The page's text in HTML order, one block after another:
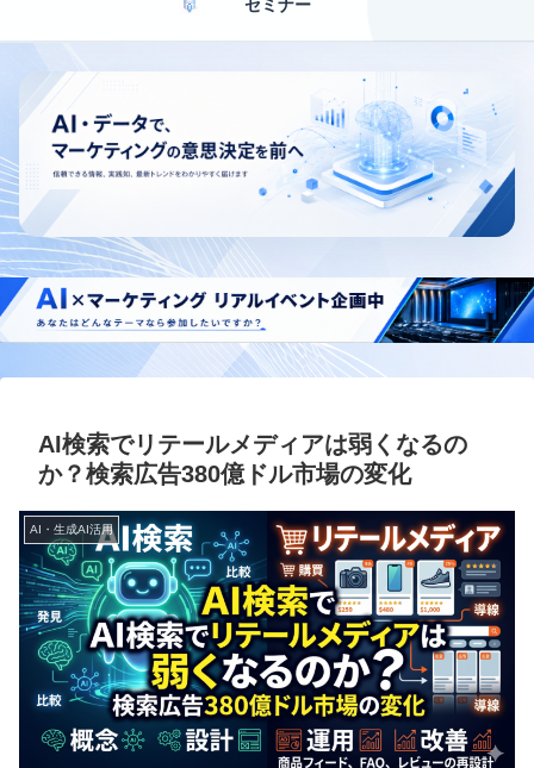
セミナー
AI検索でリテールメディアは弱くなるの
か？検索広告380億ドル市場の変化
AI・生成AI活用